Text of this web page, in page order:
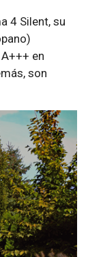
4 Silent, su
en
son